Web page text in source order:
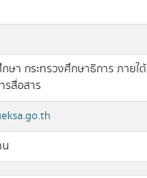
ษา กระทรวงศึกษาธิการ ภายใต้
รสื่อสาร